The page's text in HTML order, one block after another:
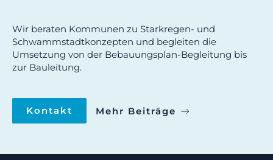
Wir beraten Kommunen zu Starkregen- und
Schwammstadtkonzepten und begleiten die
Umsetzung von der Bebauungsplan-Begleitung bis
zur Bauleitung.
Kontakt Mehr Beiträge